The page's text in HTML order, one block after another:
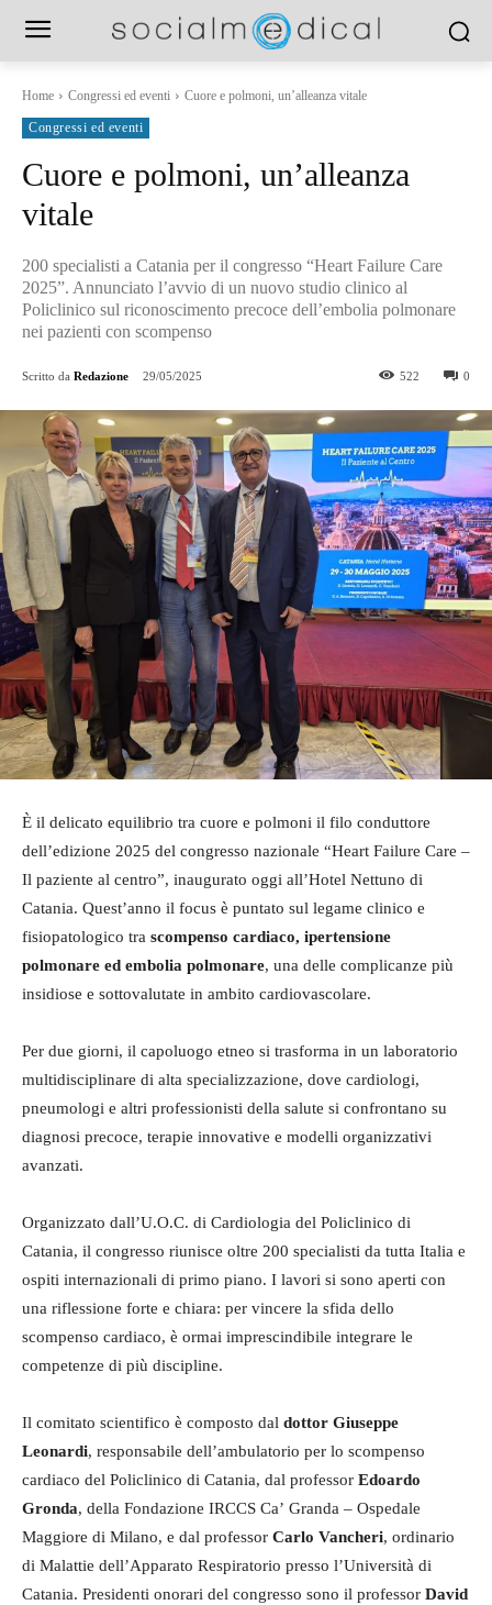
Home Congressi ed eventi Cuore e polmoni, un’alleanza vitale
Congressi ed eventi
Cuore e polmoni, un’alleanza
vitale
200 specialisti a Catania per il congresso “Heart Failure Care
2025”. Annunciato l’avvio di un nuovo studio clinico al
Policlinico sul riconoscimento precoce dell’embolia polmonare
nei pazienti con scompenso
Scritto da Redazione 29/05/2025 0
522
È il delicato equilibrio tra cuore e polmoni il filo conduttore
dell’edizione 2025 del congresso nazionale “Heart Failure Care –
Il paziente al centro”, inaugurato oggi all’Hotel Nettuno di
Catania. Quest’anno il focus è puntato sul legame clinico e
fisiopatologico tra scompenso cardiaco, ipertensione
polmonare ed embolia polmonare, una delle complicanze più
insidiose e sottovalutate in ambito cardiovascolare.
Per due giorni, il capoluogo etneo si trasforma in un laboratorio
multidisciplinare di alta specializzazione, dove cardiologi,
pneumologi e altri professionisti della salute si confrontano su
diagnosi precoce, terapie innovative e modelli organizzativi
avanzati.
Organizzato dall’U.O.C. di Cardiologia del Policlinico di
Catania, il congresso riunisce oltre 200 specialisti da tutta Italia e
ospiti internazionali di primo piano. I lavori si sono aperti con
una riflessione forte e chiara: per vincere la sfida dello
scompenso cardiaco, è ormai imprescindibile integrare le
competenze di più discipline.
Il comitato scientifico è composto dal dottor Giuseppe
Leonardi, responsabile dell’ambulatorio per lo scompenso
cardiaco del Policlinico di Catania, dal professor Edoardo
Gronda, della Fondazione IRCCS Ca’ Granda – Ospedale
Maggiore di Milano, e dal professor Carlo Vancheri, ordinario
di Malattie dell’Apparato Respiratorio presso l’Università di
Catania. Presidenti onorari del congresso sono il professor David